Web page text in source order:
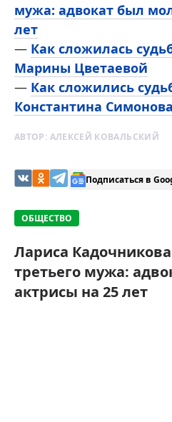
мужа: адвокат был
лет
— Как сложилась
Марины Цветаевой
— Как сложились
Константина Симонова
АВТОР: АЛЕКСЕЙ КОВАЛЬСКИЙ
Подписаться в
ОБЩЕСТВО
Лариса
третьего мужа:
актрисы на 25 лет